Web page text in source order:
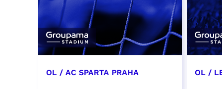
OL / AC SPARTA PRAHA OL /